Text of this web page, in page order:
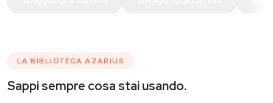
LA BIBLIOTECA AZARIUS
Sappi sempre cosa stai usando.